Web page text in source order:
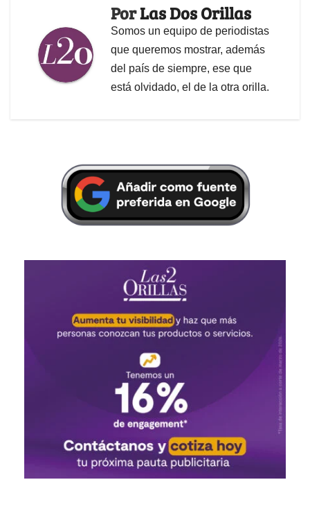
PorLas Dos Orillas
Somos un equipo de periodistas
que queremos mostrar, además
del país de siempre, ese que
está olvidado, el de la otra orilla.